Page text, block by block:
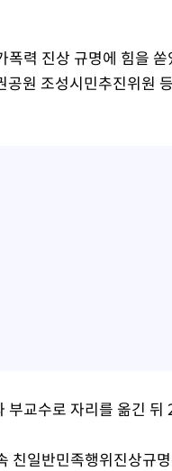
력 진상 규명에 힘을
원 조성시민추진위원
교수로 자리를 옮긴 뒤
친일반민족행위진상규